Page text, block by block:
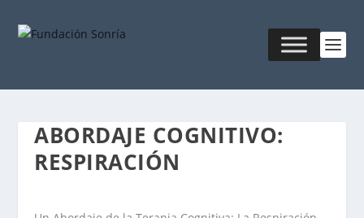
ABORDAJE COGNITIVO:
RESPIRACIÓN